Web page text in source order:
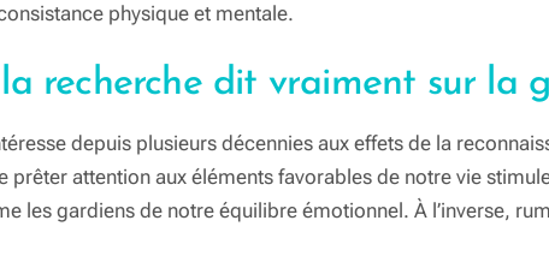
physique et mentale.
recherche dit vraiment sur la
depuis plusieurs décennies aux effets de la
prêter attention aux éléments favorables de notre vie
les gardiens de notre équilibre émotionnel. À l’inverse,